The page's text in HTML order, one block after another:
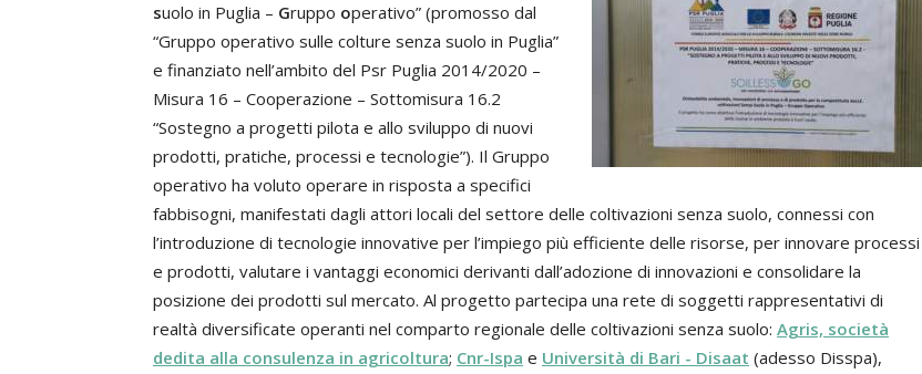
suolo in Puglia – Gruppo operativo” (promosso dal
“Gruppo operativo sulle colture senza suolo in Puglia”
e finanziato nell’ambito del Psr Puglia 2014/2020 –
Misura 16 – Cooperazione – Sottomisura 16.2
“Sostegno a progetti pilota e allo sviluppo di nuovi
prodotti, pratiche, processi e tecnologie”). Il Gruppo
operativo ha voluto operare in risposta a specifici
fabbisogni, manifestati dagli attori locali del settore delle coltivazioni senza suolo, connessi con
l’introduzione di tecnologie innovative per l’impiego più efficiente delle risorse, per innovare processi
e prodotti, valutare i vantaggi economici derivanti dall’adozione di innovazioni e consolidare la
posizione dei prodotti sul mercato. Al progetto partecipa una rete di soggetti rappresentativi di
realtà diversificate operanti nel comparto regionale delle coltivazioni senza suolo: Agris, società
dedita alla consulenza in agricoltura; Cnr-Ispa e Università di Bari - Disaat (adesso Disspa),